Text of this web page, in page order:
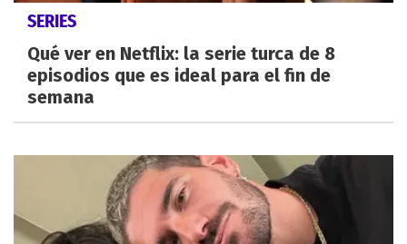
SERIES
Qué ver en Netflix: la serie turca de 8
episodios que es ideal para el fin de
semana